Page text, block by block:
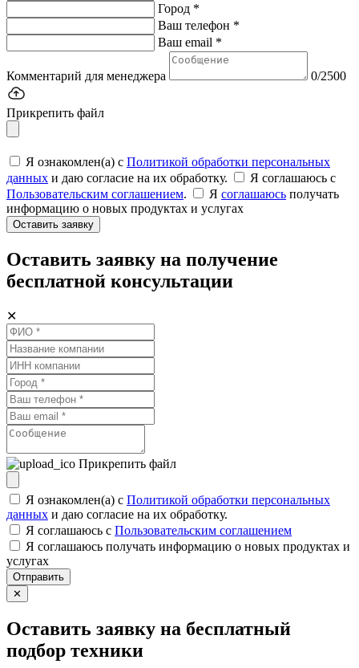
Город *
Ваш телефон *
Ваш email *
Комментарий для менеджера 0/2500
Прикрепить файл
Я ознакомлен(а) с Политикой обработки персональных
данных и даю согласие на их обработку.
Я соглашаюсь c
Пользовательским соглашением. Я соглашаюсь получать
информацию о новых продуктах и услугах
Оставить заявку
Оставить заявку на получение
бесплатной консультации
✕
Прикрепить файл
Я ознакомлен(а) с Политикой обработки персональных
данных и даю согласие на их обработку.
Я соглашаюсь c Пользовательским соглашением
Я соглашаюсь получать информацию о новых продуктах и
услугах
Отправить
✕
Оставить заявку на бесплатный
подбор техники